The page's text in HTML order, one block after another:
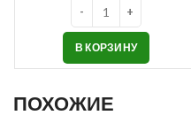
В КОРЗИНУ
ПОХОЖИЕ